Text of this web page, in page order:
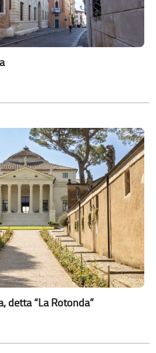
detta “La Rotonda”